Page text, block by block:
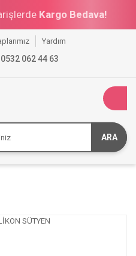
Kargo Bedava!
Yardım
0532 062 44 63
ARA